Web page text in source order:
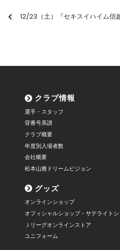
12/23（土）『セキスイハイム信越 サッカー教
クラブ情報
選手・スタッフ
背番号系譜
クラブ概要
年度別入場者数
会社概要
松本山雅ドリームビジョン
グッズ
オンラインショップ
オフィシャルショップ・サテライト
Ｊリーグオンラインストア
ユニフォーム